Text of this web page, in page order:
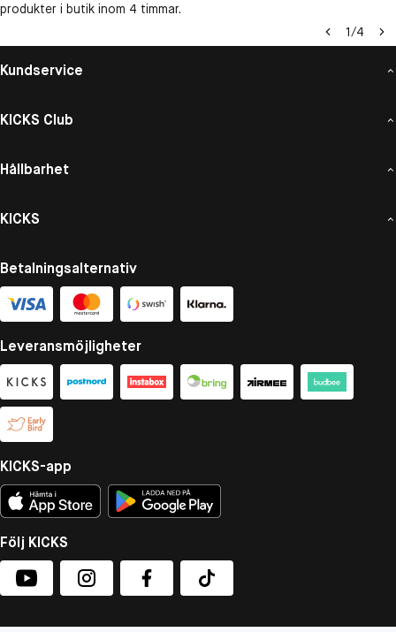
produkter i butik inom 4 timmar.
1/4
Kundservice
KICKS Club
Hållbarhet
KICKS
Betalningsalternativ
Leveransmöjligheter
KICKS-app
Följ KICKS